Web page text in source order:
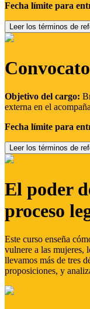
Fecha límite para
Leer los términos de
Objetivo del cargo:
externa en el
Fecha límite para
Leer los términos de
El poder
proceso
Este curso enseña
vulnere a las mujeres,
llevamos más de tres
proposiciones, y